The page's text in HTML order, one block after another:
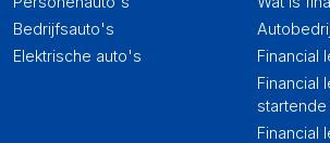
Bedrijfsauto's
Elektrische auto's
Financial
Financial
Financial